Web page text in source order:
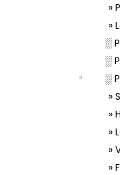
»
»
░
░
░
»
»
»
»
»